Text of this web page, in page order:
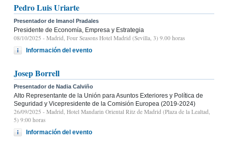
Pedro Luis Uriarte
Presentador de Imanol Pradales
Presidente de Economía, Empresa y Estrategia
08/10/2025 - Madrid, Four Seasons Hotel Madrid (Sevilla, 3) 9.00 horas
Información del evento
Josep Borrell
Presentador de Nadia Calviño
Alto Representante de la Unión para Asuntos Exteriores y Política de
Seguridad y Vicepresidente de la Comisión Europea (2019-2024)
26/09/2025 - Madrid, Hotel Mandarin Oriental Ritz de Madrid (Plaza de la Lealtad,
5) 9:00 horas
Información del evento